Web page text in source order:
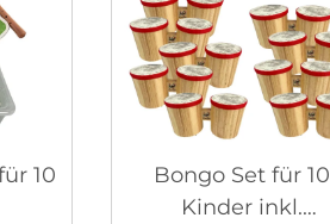
10
Bongo Set für 10
Kinder inkl.